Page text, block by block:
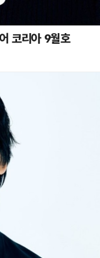
코리아 9월호